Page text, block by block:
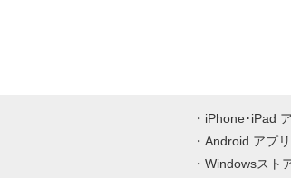
iPhone･iPad
Android アプリ
Windowsスト